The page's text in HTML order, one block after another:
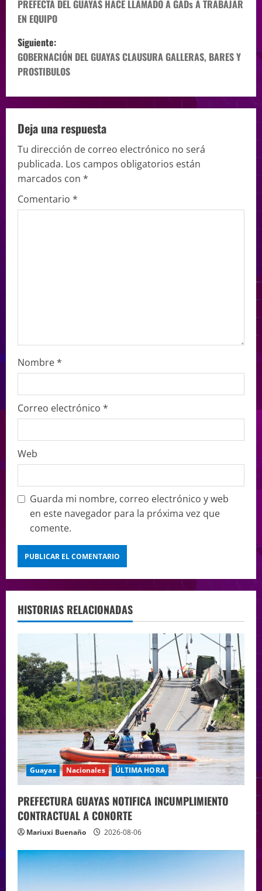
PREFECTA DEL GUAYAS HACE LLAMADO A GADs A TRABAJAR
EN EQUIPO
Siguiente:
GOBERNACIÓN DEL GUAYAS CLAUSURA GALLERAS, BARES Y
PROSTIBULOS
Deja una respuesta
Tu dirección de correo electrónico no será
publicada. Los campos obligatorios están
marcados con *
Comentario *
Nombre*
Correo electrónico *
Web
Guarda mi nombre, correo electrónico y web
en este navegador para la próxima vez que
comente.
HISTORIAS RELACIONADAS
Guayas Nacionales ÚLTIMA HORA
PREFECTURA GUAYAS NOTIFICA INCUMPLIMIENTO
CONTRACTUAL A CONORTE
Mariuxi Buenaño 2026-08-06